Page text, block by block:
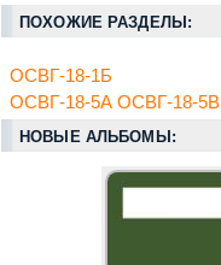
ПОХОЖИЕ РАЗДЕЛЫ:
ОСВГ-18-1Б
ОСВГ-18-5А ОСВГ-18-5В
НОВЫЕ АЛЬБОМЫ: